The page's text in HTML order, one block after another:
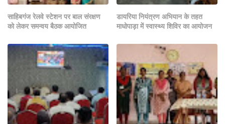
साहिबगंज रेलवे स्टेशन पर बाल संरक्षण
को लेकर समन्वय बैठक आयोजित
डायरिया नियंत्रण अभियान के तहत
माधोपाड़ा में स्वास्थ्य शिविर का आयोजन